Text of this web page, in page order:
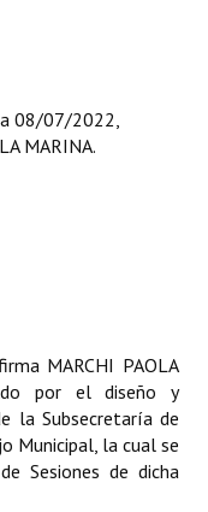
08/07/2022,
MARINA.
MARCHI PAOLA
por el diseño y
la Subsecretaría de
Municipal, la cual se
Sesiones de dicha